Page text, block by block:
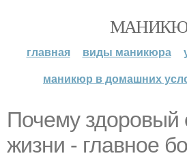
главная виды маникюра
маникюр в домашних
Почему здоровый
жизни - главное